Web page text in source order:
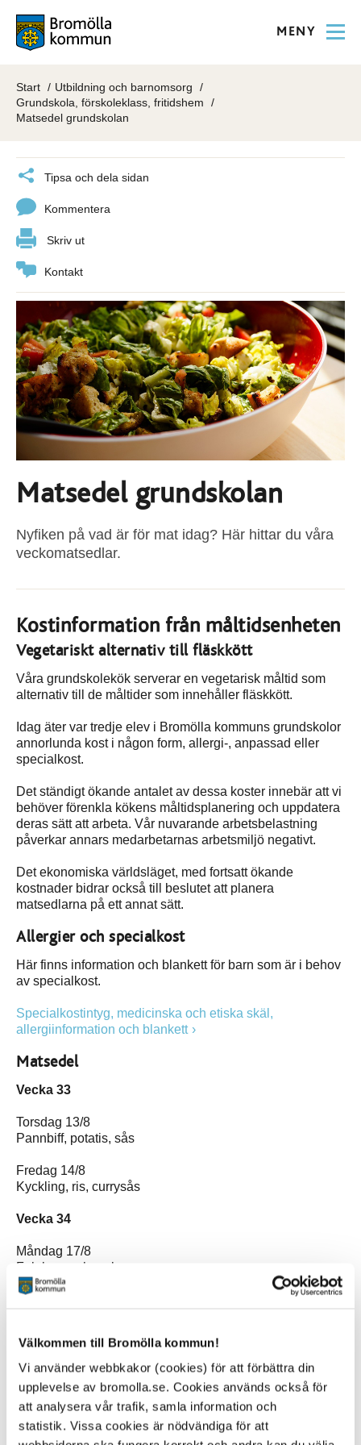
Välkommen till Bromölla kommun!
Vi använder webbkakor (cookies) för att förbättra din
upplevelse av bromolla.se. Cookies används också för
att analysera vår trafik, samla information och
statistik. Vissa cookies är nödvändiga för att
MENY
Start
Utbildning och barnomsorg
Grundskola, förskoleklass, fritidshem
Matsedel grundskolan
Tipsa och dela sidan
Kommentera
Skriv ut
Kontakt
Matsedel grundskolan
Nyfiken på vad är för mat idag? Här hittar du våra
veckomatsedlar.
Kostinformation från måltidsenheten
Vegetariskt alternativ till fläskkött
Våra grundskolekök serverar en vegetarisk måltid som
alternativ till de måltider som innehåller fläskkött.
Idag äter var tredje elev i Bromölla kommuns grundskolor
annorlunda kost i någon form, allergi-, anpassad eller
specialkost.
Det ständigt ökande antalet av dessa koster innebär att vi
behöver förenkla kökens måltidsplanering och uppdatera
deras sätt att arbeta. Vår nuvarande arbetsbelastning
påverkar annars medarbetarnas arbetsmiljö negativt.
Det ekonomiska världsläget, med fortsatt ökande
kostnader bidrar också till beslutet att planera
matsedlarna på ett annat sätt.
Allergier och specialkost
Här finns information och blankett för barn som är i behov
av specialkost.
Specialkostintyg, medicinska och etiska skäl,
allergiinformation och blankett
Matsedel
Vecka 33
Torsdag 13/8
Pannbiff, potatis, sås
Fredag 14/8
Kyckling, ris, currysås
Vecka 34
Måndag 17/8
Falukorv och makaroner
Tisdag 18/8
Onsdag 19/8
Kycklinggryta med dragon och svamp, ris
Torsdag 20/8
Broccolisoppa